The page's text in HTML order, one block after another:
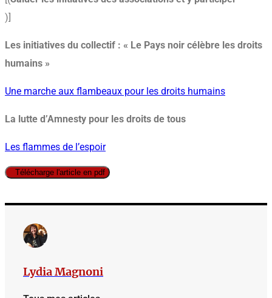
)]
Les initiatives du collectif : « Le Pays noir célèbre les droits
humains »
Une marche aux flambeaux pour les droits humains
La lutte d’Amnesty pour les droits de tous
Les flammes de l’espoir
Télécharge l'article en pdf
Lydia Magnoni